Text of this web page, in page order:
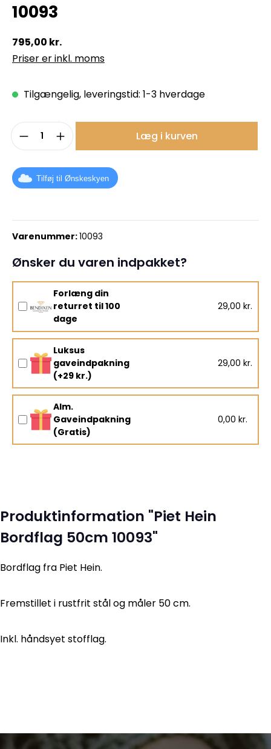
10093
795,00 kr.
Priser er inkl. moms
Tilgængelig, leveringstid: 1-3 hverdage
Produktmængde: Indtast det
Læg i kurven
Tilføj til Ønskeskyen
Varenummer:10093
Ønsker du varen indpakket?
Forlæng din
returret til 100
dage
29,00 kr.
Luksus
gaveindpakning
(+29 kr.)
29,00 kr.
Alm.
Gaveindpakning
(Gratis)
0,00 kr.
Produktinformation "Piet Hein
Bordflag 50cm 10093"
Bordflag fra Piet Hein.
Fremstillet i rustfrit stål og måler 50 cm.
Inkl. håndsyet stofflag.